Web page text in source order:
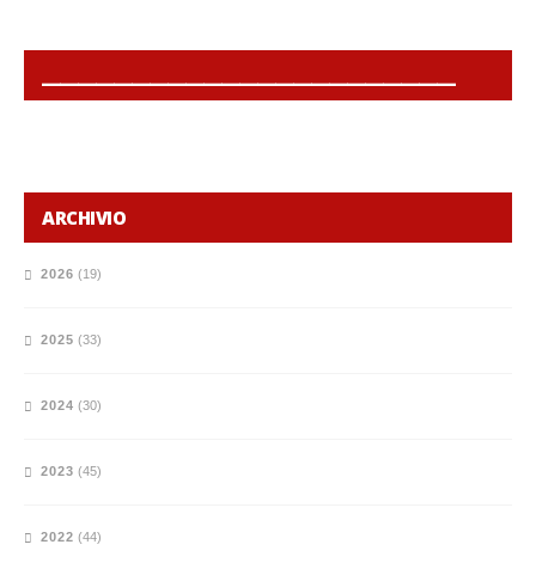
ARCHIVIO
2026 (19)
2025 (33)
2024 (30)
2023 (45)
2022 (44)